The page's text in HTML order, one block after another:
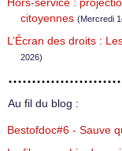
Hors-service :
citoyennes (Mercredi
L’Écran des droits :
2026)
Au fil du blog :
Bestofdoc#6 - Sauve